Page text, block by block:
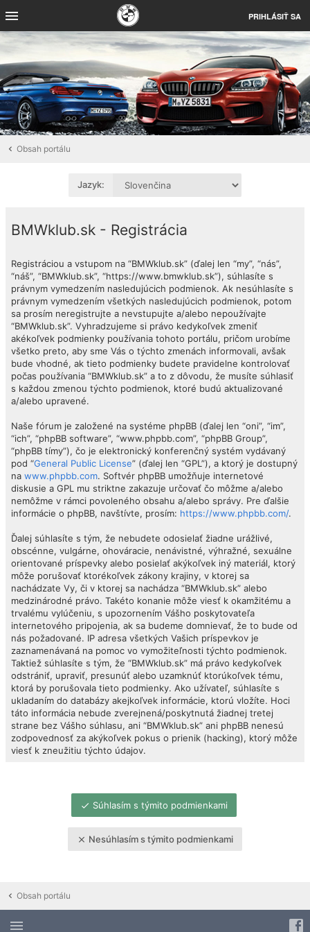
PRIHLÁSIŤ SA
Obsah portálu
Jazyk:
BMWklub.sk - Registrácia
Registráciou a vstupom na “BMWklub.sk” (ďalej len “my”, “nás”,
“náš”, “BMWklub.sk”, “https://www.bmwklub.sk”), súhlasíte s
právnym vymedzením nasledujúcich podmienok. Ak nesúhlasíte s
právnym vymedzením všetkých nasledujúcich podmienok, potom
sa prosím neregistrujte a nevstupujte a/alebo nepoužívajte
“BMWklub.sk”. Vyhradzujeme si právo kedykoľvek zmeniť
akékoľvek podmienky používania tohoto portálu, pričom urobíme
všetko preto, aby sme Vás o týchto zmenách informovali, avšak
bude vhodné, ak tieto podmienky budete pravidelne kontrolovať
počas používania “BMWklub.sk” a to z dôvodu, že musíte súhlasiť
s každou zmenou týchto podmienok, ktoré budú aktualizované
a/alebo upravené.
Naše fórum je založené na systéme phpBB (ďalej len “oni”, “im”,
“ich”, “phpBB software”, “www.phpbb.com”, “phpBB Group”,
“phpBB tímy”), čo je elektronický konferenčný systém vydávaný
pod “General Public License” (ďalej len “GPL”), a ktorý je dostupný
na www.phpbb.com. Softvér phpBB umožňuje internetové
diskusie a GPL mu striktne zakazuje určovať čo môžme a/alebo
nemôžme v rámci povoleného obsahu a/alebo správy. Pre ďalšie
informácie o phpBB, navštívte, prosím: https://www.phpbb.com/.
Ďalej súhlasíte s tým, že nebudete odosielať žiadne urážlivé,
obscénne, vulgárne, ohováracie, nenávistné, výhražné, sexuálne
orientované príspevky alebo posielať akýkoľvek iný materiál, ktorý
môže porušovať ktorékoľvek zákony krajiny, v ktorej sa
nachádzate Vy, či v ktorej sa nachádza “BMWklub.sk” alebo
medzinárodné právo. Takéto konanie môže viesť k okamžitému a
trvalému vylúčeniu, s upozornením Vášho poskytovateľa
internetového pripojenia, ak sa budeme domnievať, že to bude od
nás požadované. IP adresa všetkých Vašich príspevkov je
zaznamenávaná na pomoc vo vymožiteľnosti týchto podmienok.
Taktiež súhlasíte s tým, že “BMWklub.sk” má právo kedykoľvek
odstrániť, upraviť, presunúť alebo uzamknúť ktorúkoľvek tému,
ktorá by porušovala tieto podmienky. Ako užívateľ, súhlasíte s
ukladaním do databázy akejkoľvek informácie, ktorú vložíte. Hoci
táto informácia nebude zverejnená/poskytnutá žiadnej tretej
strane bez Vášho súhlasu, ani “BMWklub.sk” ani phpBB nenesú
zodpovednosť za akýkoľvek pokus o prienik (hacking), ktorý môže
viesť k zneužitiu týchto údajov.
Súhlasím s týmito podmienkami
Nesúhlasím s týmito podmienkami
Obsah portálu